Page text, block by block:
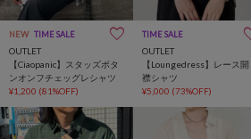
NEW TIME SALE
OUTLET
【Ciaopanic】スタッズボタ
ンオンフチェッグレシャツ
¥1,200 (81%OFF)
TIME SALE
OUTLET
【Loungedress】レース開
襟シャツ
¥5,000 (73%OFF)